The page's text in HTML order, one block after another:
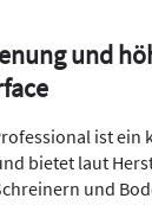
und
ist
bietet laut
und